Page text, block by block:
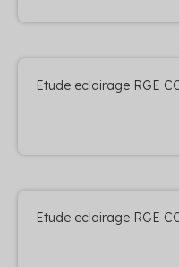
Etude eclairage RGE
Etude eclairage RGE